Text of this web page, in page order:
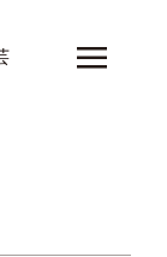
Toggle